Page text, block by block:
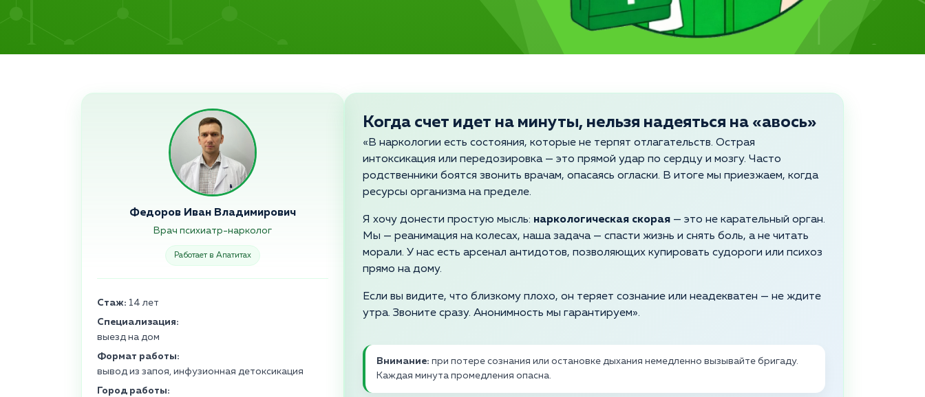
Федоров Иван Владимирович
Врач психиатр-нарколог
Работает в Апатитах
Стаж: 14 лет
Специализация:
выезд на дом
Формат работы:
вывод из запоя, инфузионная детоксикация
Город работы:
Когда счет идет на минуты, нельзя надеяться на «авось»
«В наркологии есть состояния, которые не терпят отлагательств. Острая
интоксикация или передозировка — это прямой удар по сердцу и мозгу. Часто
родственники боятся звонить врачам, опасаясь огласки. В итоге мы приезжаем, когда
ресурсы организма на пределе.
Я хочу донести простую мысль: наркологическая скорая — это не карательный орган.
Мы — реанимация на колесах, наша задача — спасти жизнь и снять боль, а не читать
морали. У нас есть арсенал антидотов, позволяющих купировать судороги или психоз
прямо на дому.
Если вы видите, что близкому плохо, он теряет сознание или неадекватен — не ждите
утра. Звоните сразу. Анонимность мы гарантируем».
Внимание: при потере сознания или остановке дыхания немедленно вызывайте бригаду.
Каждая минута промедления опасна.